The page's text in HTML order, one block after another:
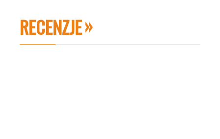
RECENZJE